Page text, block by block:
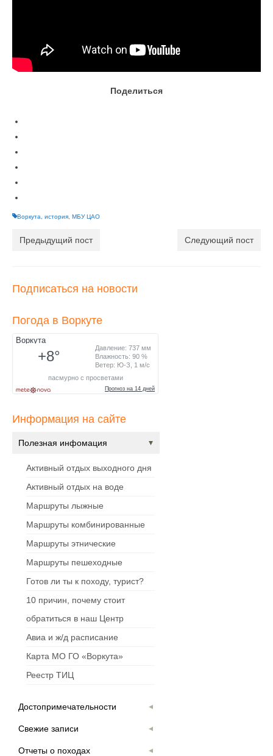
Поделиться
Воркута история МБУ ЦАО
Предыдущий пост Следующий пост
Подписаться на новости
Погода в Воркуте
Информация на сайте
Полезная инфомация
Активный отдых выходного дня
Активный отдых на воде
Маршруты лыжные
Маршруты комбинированные
Маршруты этнические
Маршруты пешеходные
Готов ли ты к походу, турист?
10 причин, почему стоит
обратиться в наш Центр
Авиа и ж/д расписание
Карта МО ГО «Воркута»
Реестр ТИЦ
Достопримечательности
Свежие записи
Отчеты о походах